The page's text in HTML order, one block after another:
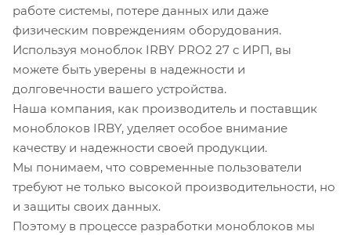
работе системы, потере данных или даже
физическим повреждениям оборудования.
Используя моноблок IRBY PRO2 27 с ИРП, вы
можете быть уверены в надежности и
долговечности вашего устройства.
Наша компания, как производитель и поставщик
моноблоков IRBY, уделяет особое внимание
качеству и надежности своей продукции.
Мы понимаем, что современные пользователи
требуют не только высокой производительности, но
и защиты своих данных.
Поэтому в процессе разработки моноблоков мы